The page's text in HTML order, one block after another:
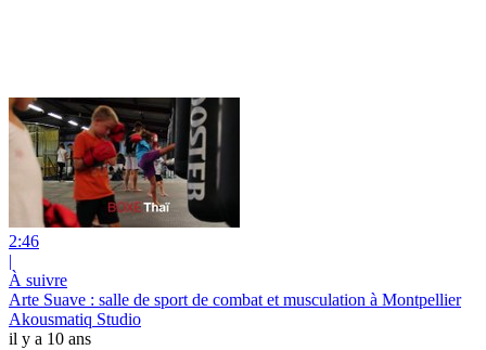
2:46
|
À suivre
Arte Suave : salle de sport de combat et musculation à Montpellier
Akousmatiq Studio
il y a 10 ans